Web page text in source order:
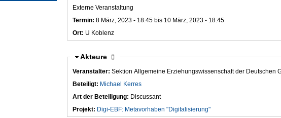
Externe Veranstaltung
Termin: 8 März, 2023 - 18:45bis 10 März, 2023 - 18:45
Ort: U Koblenz
Ausblenden
Akteure
Veranstalter: Sektion Allgemeine Erziehungswissenschaft der Deutschen
Beteiligt: Michael Kerres
Art der Beteiligung: Discussant
Projekt: Digi-EBF: Metavorhaben "Digitalisierung"